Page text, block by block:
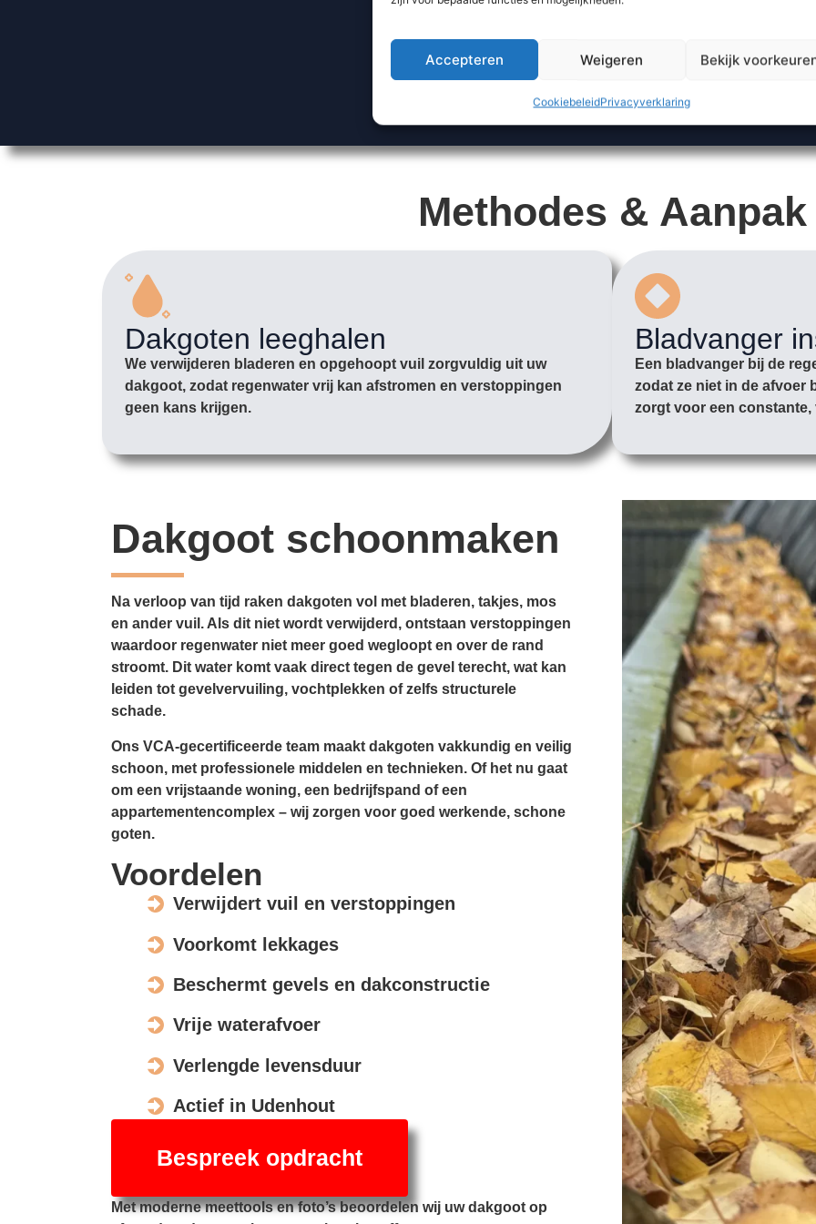
Accepteren Weigeren Bekijk
CookiebeleidPrivacyverklaring
Methodes & Aanpak
Dakgoten leeghalen
We verwijderen bladeren en opgehoopt vuil zorgvuldig uit uw
dakgoot, zodat regenwater vrij kan afstromen en verstoppingen
geen kans krijgen.
Bladvanger
Een bladvanger bij de
zodat ze niet in de afvoer
zorgt voor een constante,
Dakgoot schoonmaken
Na verloop van tijd raken dakgoten vol met bladeren, takjes, mos
en ander vuil. Als dit niet wordt verwijderd, ontstaan verstoppingen
waardoor regenwater niet meer goed wegloopt en over de rand
stroomt. Dit water komt vaak direct tegen de gevel terecht, wat kan
leiden tot gevelvervuiling, vochtplekken of zelfs structurele
schade.
Ons VCA-gecertificeerde team maakt dakgoten vakkundig en veilig
schoon, met professionele middelen en technieken. Of het nu gaat
om een vrijstaande woning, een bedrijfspand of een
appartementencomplex – wij zorgen voor goed werkende, schone
goten.
Voordelen
Verwijdert vuil en verstoppingen
Voorkomt lekkages
Beschermt gevels en dakconstructie
Vrije waterafvoer
Verlengde levensduur
Actief in Udenhout
Bespreek opdracht
Met moderne meettools en foto’s beoordelen wij uw dakgoot op